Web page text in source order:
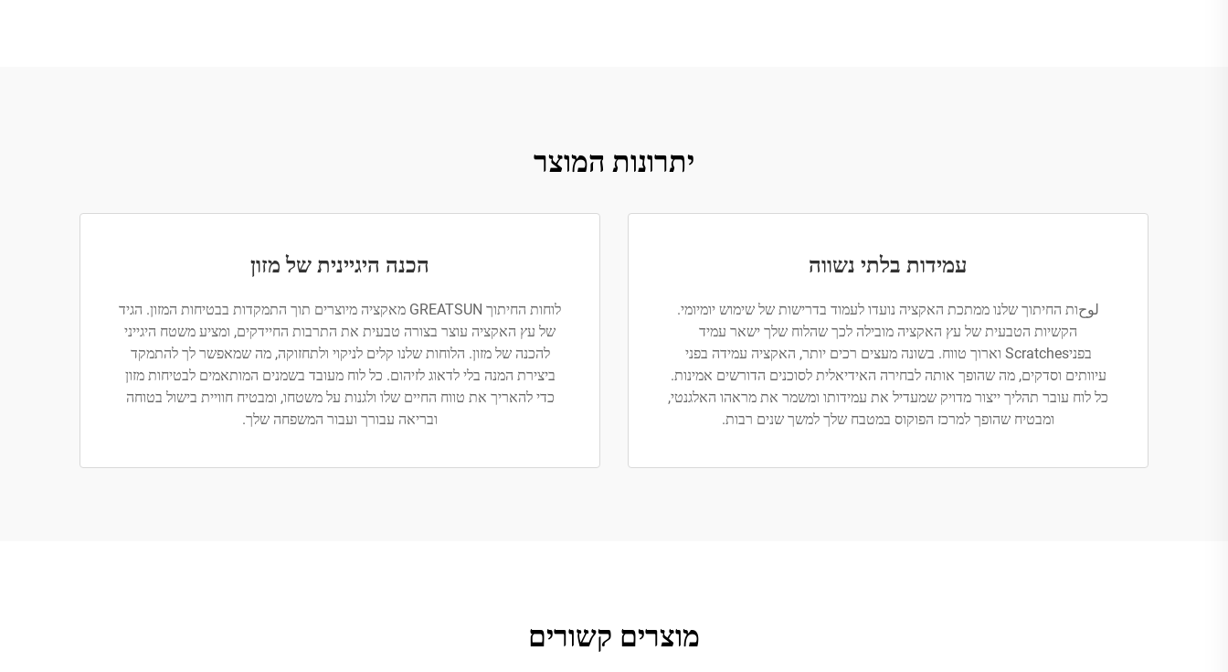
יתרונות המוצר
עמידות בלתי נשווה
لوحות החיתוך שלנו ממתכת האקציה נועדו לעמוד בדרישות של שימוש יומיומי.
הקשיות הטבעית של עץ האקציה מובילה לכך שהלוח שלך ישאר עמיד
בפניScratches וארוך טווח. בשונה מעצים רכים יותר, האקציה עמידה בפני
עיוותים וסדקים, מה שהופך אותה לבחירה האידיאלית לסוכנים הדורשים אמינות.
כל לוח עובר תהליך ייצור מדויק שמעדיל את עמידותו ומשמר את מראהו האלגנטי,
ומבטיח שהופך למרכז הפוקוס במטבח שלך למשך שנים רבות.
הכנה היגיינית של מזון
לוחות החיתוך GREATSUN מאקציה מיוצרים תוך התמקדות בבטיחות המזון. הגיד
של עץ האקציה עוצר בצורה טבעית את התרבות החיידקים, ומציע משטח היגייני
להכנה של מזון. הלוחות שלנו קלים לניקוי ולתחזוקה, מה שמאפשר לך להתמקד
ביצירת המנה בלי לדאוג לזיהום. כל לוח מעובד בשמנים המותאמים לבטיחות מזון
כדי להאריך את טווח החיים שלו ולגנות על משטחו, ומבטיח חוויית בישול בטוחה
ובריאה עבורך ועבור המשפחה שלך.
מוצרים קשורים